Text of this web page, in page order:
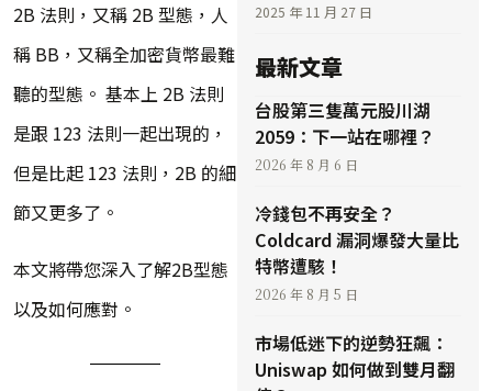
2B 法則，又稱 2B 型態，人
稱 BB，又稱全加密貨幣最難
聽的型態。 基本上 2B 法則
是跟 123 法則一起出現的，
但是比起 123 法則，2B 的細
節又更多了。
本文將帶您深入了解2B型態
以及如何應對。
2025 年 11 月 27 日
最新文章
台股第三隻萬元股川湖
2059：下一站在哪裡？
2026 年 8 月 6 日
冷錢包不再安全？
Coldcard 漏洞爆發大量比
特幣遭駭！
2026 年 8 月 5 日
市場低迷下的逆勢狂飆：
Uniswap 如何做到雙月翻